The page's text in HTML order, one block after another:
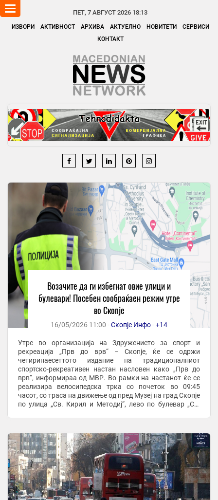
ПЕТ, 7 АВГУСТ 2026 18:13
ИЗВОРИ АКТИВНОСТ АРХИВА АКТУЕЛНО НОВИТЕТИ
СЕРВИСИ
КОНТАКТ
Toggle
navigation
Возачите да ги избегнат овие улици и
булевари! Посебен сообраќаен режим утре
во Скопје
16/05/2026 11:00 -Скопје Инфо-+14
Утре во организација на Здружението за спорт и
рекреација „Прв до врв“ – Скопје, ќе се одржи
четиринаесеттото издание на традиционалниот
спортско-рекреативен настан насловен како „Прв до
врв“, информираа од МВР. Во рамки на настанот ќе се
реализира велосипедска трка со почеток во 09:45
часот, со траса на движење од пред Музеј на град Скопје
по улица „Св. Кирил и Методиј“, лево по булевар „Св.